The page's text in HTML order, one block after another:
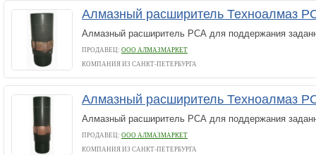
Алмазный расширитель Техноалмаз
Алмазный расширитель РСА для поддержания
ПРОДАВЕЦ: ООО АЛМАЗМАРКЕТ
КОМПАНИЯ ИЗ САНКТ-ПЕТЕРБУРГА
Алмазный расширитель Техноалмаз
Алмазный расширитель РСА для поддержания
ПРОДАВЕЦ: ООО АЛМАЗМАРКЕТ
КОМПАНИЯ ИЗ САНКТ-ПЕТЕРБУРГА